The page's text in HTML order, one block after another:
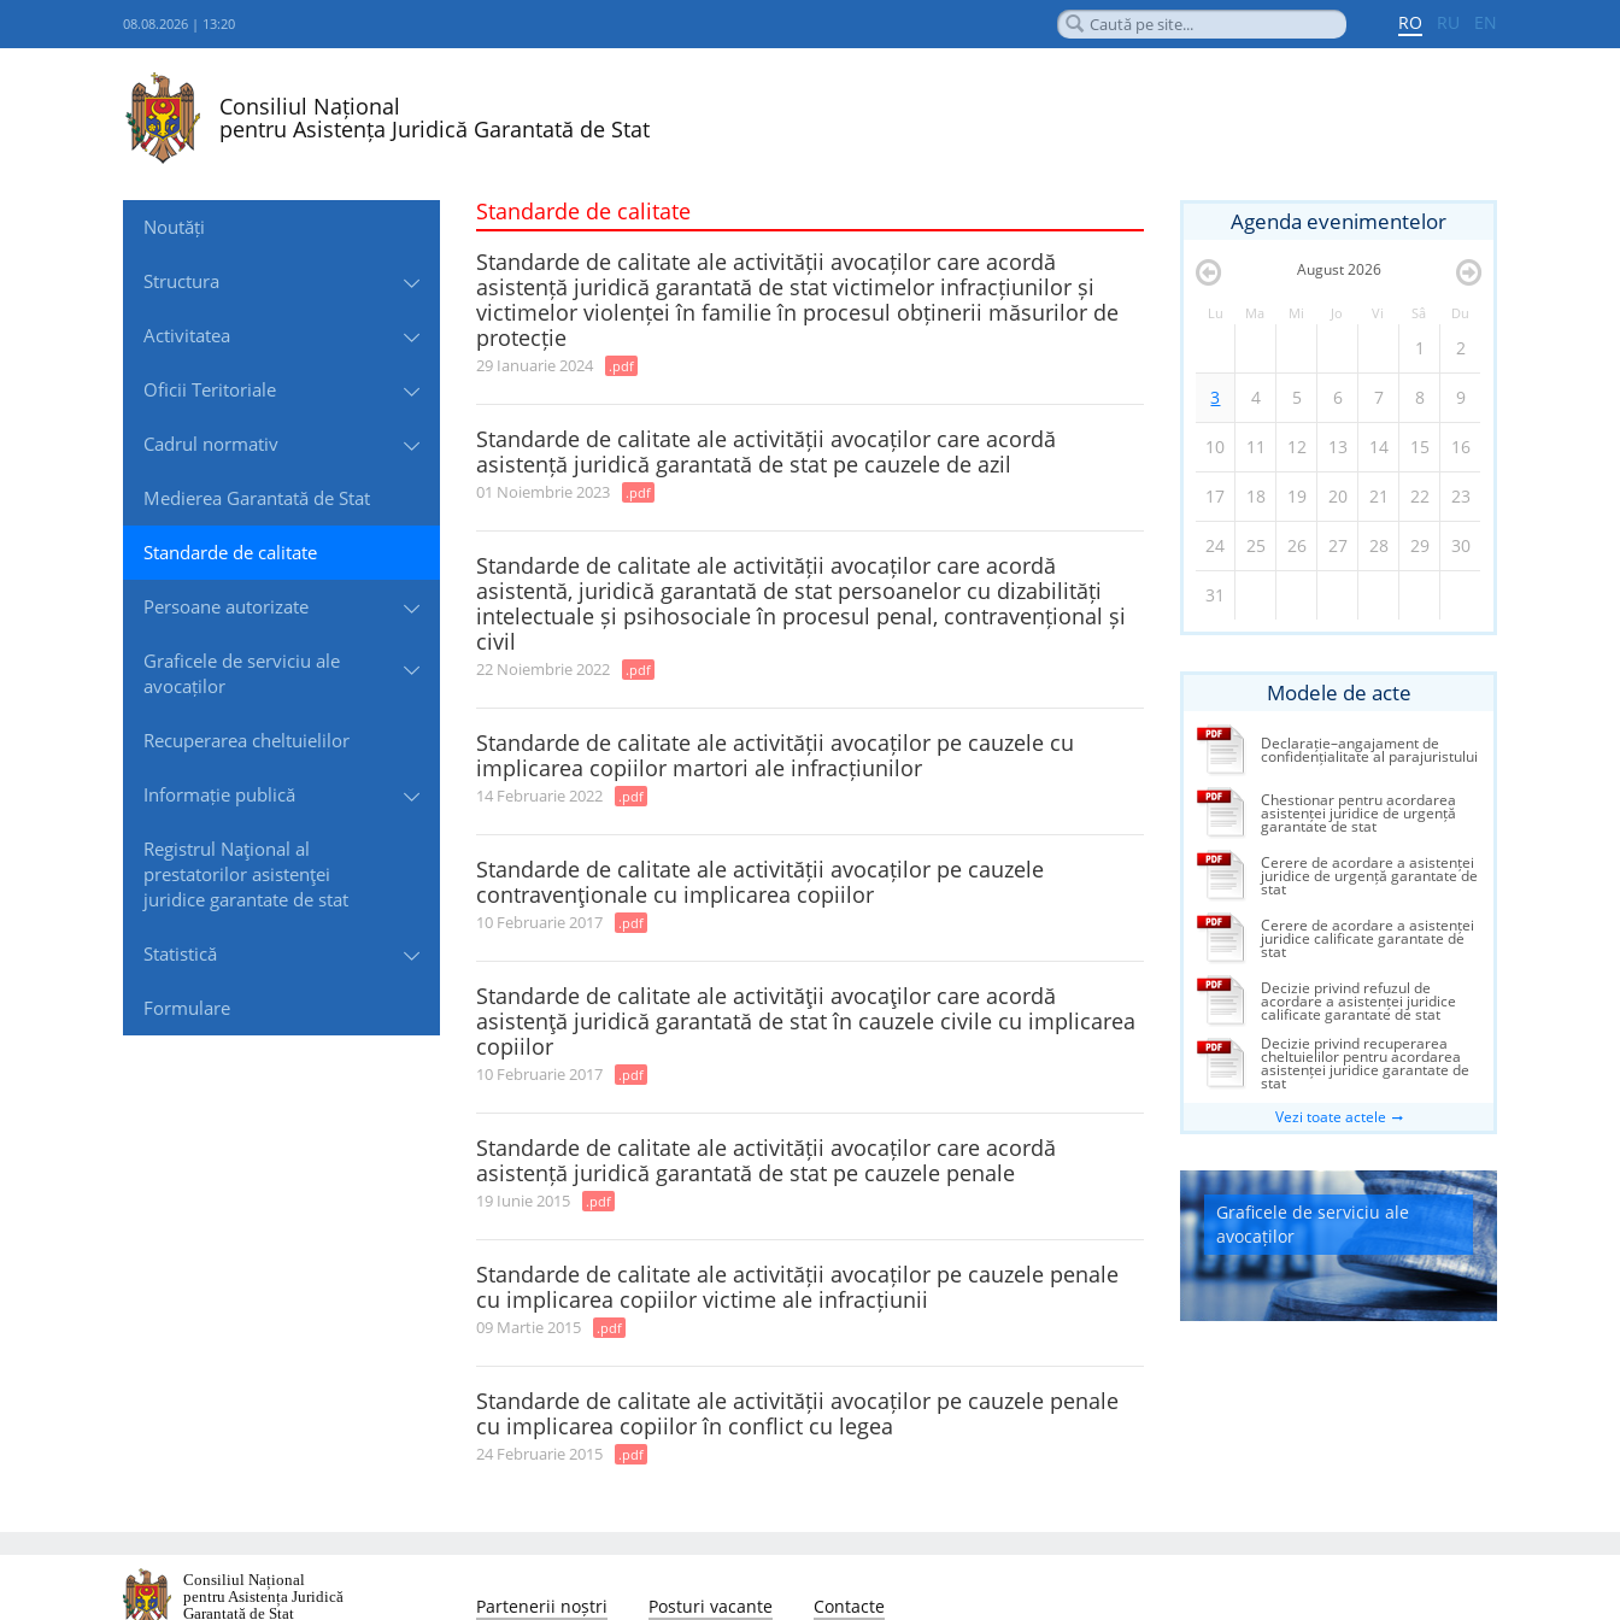
08.08.2026 | 13:20 RO RU EN
Consiliul Național
pentru Asistența Juridică Garantată de Stat
Noutăți
Structura
Activitatea
Oficii Teritoriale
Cadrul normativ
Medierea Garantată de Stat
Standarde de сalitate
Persoane autorizate
Graficele de serviciu ale
avocaților
Recuperarea cheltuielilor
Informație publică
Registrul Naţional al
prestatorilor asistenţei
juridice garantate de stat
Statistică
Formulare
Standarde de сalitate
Standarde de calitate ale activității avocaților care acordă
asistență juridică garantată de stat victimelor infracțiunilor și
victimelor violenței în familie în procesul obținerii măsurilor de
protecție
29 Ianuarie 2024 .pdf
Standarde de calitate ale activității avocaților care acordă
asistență juridică garantată de stat pe cauzele de azil
01 Noiembrie 2023 .pdf
Standarde de calitate ale activității avocaților care acordă
asistentă, juridică garantată de stat persoanelor cu dizabilități
intelectuale și psihosociale în procesul penal, contravențional și
civil
22 Noiembrie 2022 .pdf
Standarde de calitate ale activității avocaților pe cauzele cu
implicarea copiilor martori ale infracțiunilor
14 Februarie 2022 .pdf
Standarde de calitate ale activității avocaților pe cauzele
contravenţionale cu implicarea copiilor
10 Februarie 2017 .pdf
Standarde de calitate ale activităţii avocaţilor care acordă
asistenţă juridică garantată de stat în cauzele civile cu implicarea
copiilor
10 Februarie 2017 .pdf
Standarde de calitate ale activității avocaților care acordă
asistență juridică garantată de stat pe cauzele penale
19 Iunie 2015 .pdf
Standarde de calitate ale activității avocaților pe cauzele penale
cu implicarea copiilor victime ale infracțiunii
09 Martie 2015 .pdf
Standarde de calitate ale activității avocaților pe cauzele penale
cu implicarea copiilor în conflict cu legea
24 Februarie 2015 .pdf
Agenda evenimentelor
August2026
Lu Ma Mi Jo Vi Sâ Du
1 2
3 4 5 6 7 8 9
10 11 12 13 14 15 16
17 18 19 20 21 22 23
24 25 26 27 28 29 30
31
Modele de acte
Declarație–angajament de
confidențialitate al parajuristului
Chestionar pentru acordarea
asistenței juridice de urgență
garantate de stat
Cerere de acordare a asistenței
juridice de urgență garantate de
stat
Cerere de acordare a asistenței
juridice calificate garantate de
stat
Decizie privind refuzul de
acordare a asistenței juridice
calificate garantate de stat
Decizie privind recuperarea
cheltuielilor pentru acordarea
asistenței juridice garantate de
stat
Vezi toate actele
Graficele de serviciu ale
avocaților
Consiliul Național
pentru Asistența Juridică
Garantată de Stat
Partenerii noștri Posturi vacante Contacte